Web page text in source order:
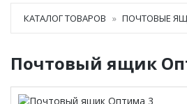
КАТАЛОГ ТОВАРОВ ПОЧТОВЫЕ
Почтовый ящик